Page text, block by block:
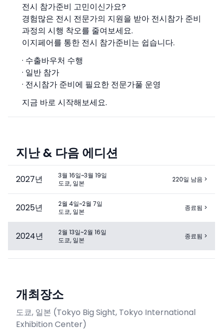
전시 참가준비 고민이신가요?
경험많은 전시 전문가의 지원을 받아 전시참가 준비
과정의 시행 착오를 줄여보세요.
이지페어를 통한 전시 참가준비는 쉽습니다.
· 수출바우처 수행
· 일반 참가
· 전시참가 준비에 필요한 전문가풀 운영
지금 바로 시작해보세요.
지난 & 다음 에디션
2027년
3월 16일~3월 19일
도쿄, 일본
220일 남음 >
2025년
2월 4일~2월 7일
도쿄, 일본
종료됨 >
2024년
2월 13일~2월 16일
도쿄, 일본
종료됨 >
개최장소
도쿄, 일본 (Tokyo Big Sight, Tokyo International
Exhibition Center)